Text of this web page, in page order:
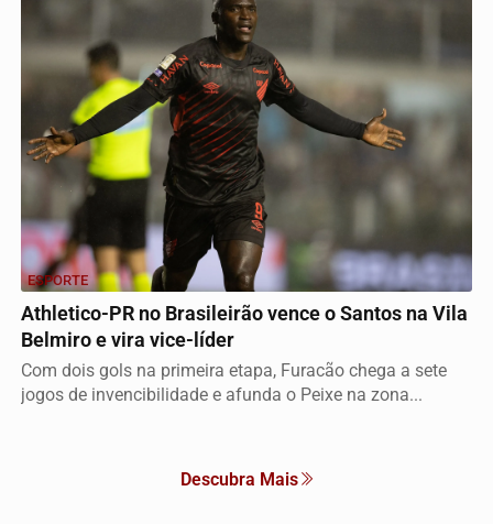
ESPORTE
Athletico-PR no Brasileirão vence o Santos na Vila
Belmiro e vira vice-líder
Com dois gols na primeira etapa, Furacão chega a sete
jogos de invencibilidade e afunda o Peixe na zona...
Descubra Mais